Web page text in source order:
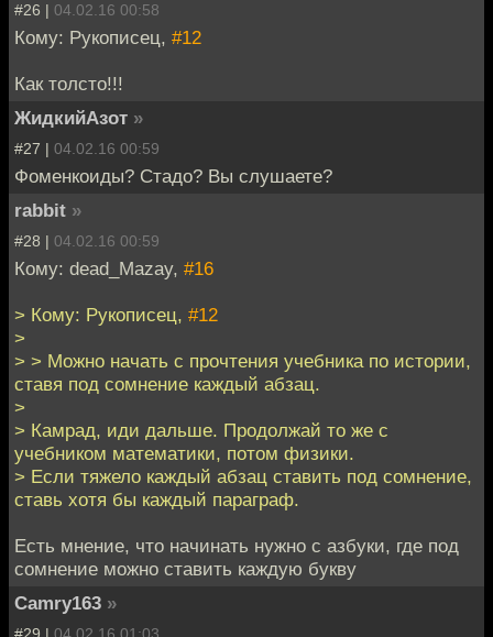
#26 | 04.02.16 00:58
Кому: Рукописец, #12
Как толсто!!!
ЖидкийАзот »
#27 | 04.02.16 00:59
Фоменкоиды? Стадо? Вы слушаете?
rabbit »
#28 | 04.02.16 00:59
Кому: dead_Mazay, #16
> Кому: Рукописец, #12
>
> > Можно начать с прочтения учебника по истории,
ставя под сомнение каждый абзац.
>
> Камрад, иди дальше. Продолжай то же с
учебником математики, потом физики.
> Если тяжело каждый абзац ставить под сомнение,
ставь хотя бы каждый параграф.
Есть мнение, что начинать нужно с азбуки, где под
сомнение можно ставить каждую букву
Camry163 »